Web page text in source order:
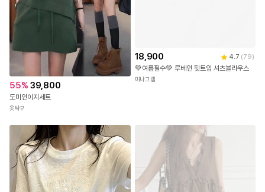
허리 라인에 적용된 전체 밴딩 디테일 덕분에
체형에 구애 없이 누구나 압박감 없는
편안한 피팅감을 누릴 수 있으며
장시간 착용하거나 활동량이 많은 날에도
최상의 안정감을 유지해 줍니다.
힙부터 밑단까지 여유 있게 떨어지는 와이드 핏으로
하체 라인의 군살을 자연스럽게 커버해 주며
과하지 않은 볼륨감이 체형을 더욱 슬림하고
길어 보이게 연출해 줍니다.
가볍고 얇은 두께감으로 제작되어 통기성이 매우 뛰어나며
데일리한 티셔츠부터 셔츠까지 어떤 상의와도 이질감 없이 어우러
져
일상과 휴양지 모두에서 활용하기 좋은 썸머 필수 팬츠입니다.
55% 39,800
도미인이지세트
옷싸구
18,900 4.7 (79)
💚여름필수💚 루베인 뒷트임 셔츠블라우스
미나그램